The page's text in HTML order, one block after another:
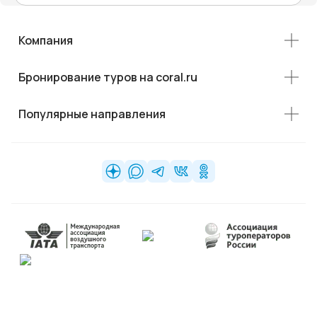
Компания
Бронирование туров на coral.ru
Популярные направления